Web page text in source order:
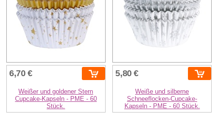
6,70 €
Weißer und goldener Stern
Cupcake-Kapseln - PME - 60
Stück.
5,80 €
Weiße und silberne
Schneeflocken-Cupcake-
Kapseln - PME - 60 Stück.